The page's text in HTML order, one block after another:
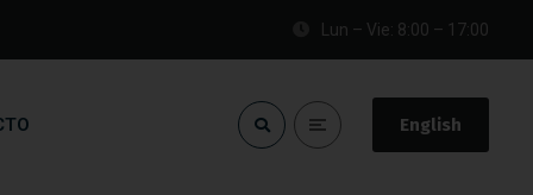
Lun – Vie: 8:00 – 17:00
English